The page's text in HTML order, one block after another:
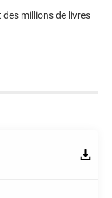
millions de livres